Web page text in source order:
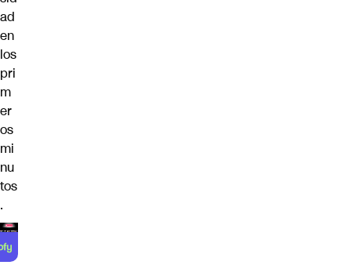
ad
en
los
pri
m
er
os
mi
nu
tos
.